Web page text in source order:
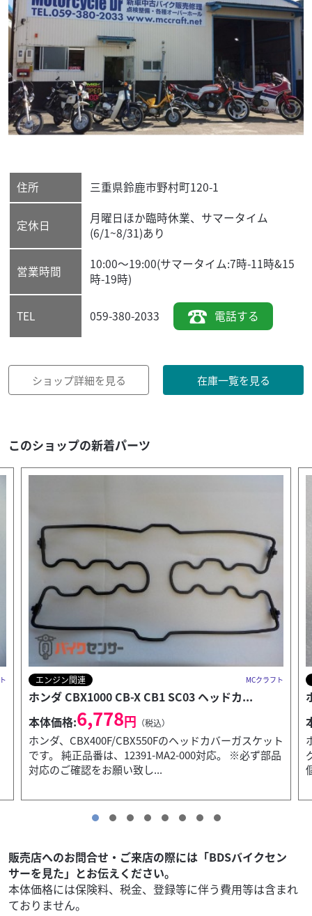
住所 三重県鈴鹿市野村町120-1
定休日
月曜日ほか臨時休業、サマータイム
(6/1~8/31)あり
営業時間
10:00〜19:00(サマータイム:7時-11時&15
時-19時)
TEL 059-380-2033 電話する
ショップ詳細を見る 在庫一覧を見る
このショップの新着パーツ
エンジン関連 MCクラフト
ホンダ CB-F/R CB1100F CB1100R ラバー...
本体価格:4,118円 （税込）
ホンダ CB-F/R CB1100F CB1100R ラバー マウンティン
グ 純正対応品番：『90541-425-000』 ※お品数：８
個。一台分での...
販売店へのお問合せ・ご来店の際には「BDSバイクセン
サーを見た」とお伝えください。
本体価格には保険料、税金、登録等に伴う費用等は含まれ
ておりません。